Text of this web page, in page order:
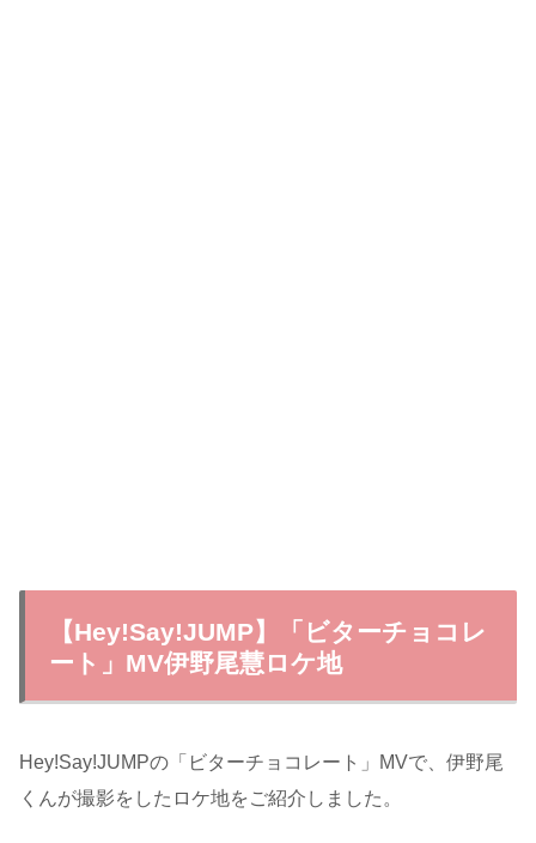
【Hey!Say!JUMP】「ビターチョコレ
ート」MV伊野尾慧ロケ地
Hey!Say!JUMPの「ビターチョコレート」MVで、伊野尾
くんが撮影をしたロケ地をご紹介しました。